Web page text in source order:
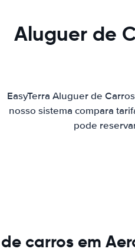
Aluguer de
EasyTerra Aluguer de
nosso sistema compara
pode
carros em